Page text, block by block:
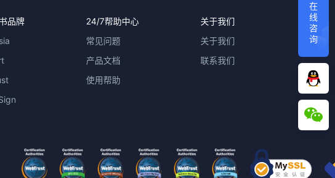
在
线
咨
询
品牌
24/7帮助中心
常见问题
产品文档
使用帮助
关于我们
关于我们
联系我们